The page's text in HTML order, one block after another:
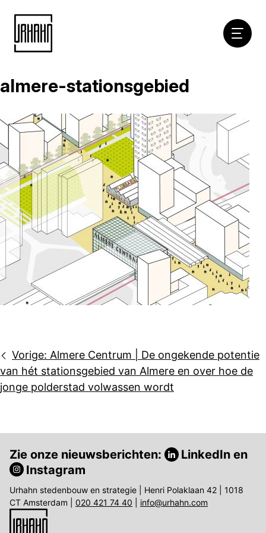
Naar
almere-stationsgebied
Bericht
navigatie
Vorige: Almere Centrum | De ongekende potentie
van hét stationsgebied van Almere en over hoe de
jonge polderstad volwassen wordt
Zie onze nieuwsberichten: LinkedIn en
Instagram
Urhahn stedenbouw en strategie | Henri Polaklaan 42 | 1018
CT Amsterdam | 020 421 74 40 info@urhahn.com